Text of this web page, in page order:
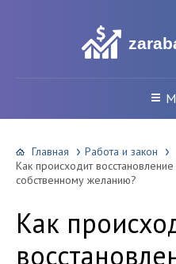
Главная
Работа и закон
Как происходит
собственному желанию?
Как